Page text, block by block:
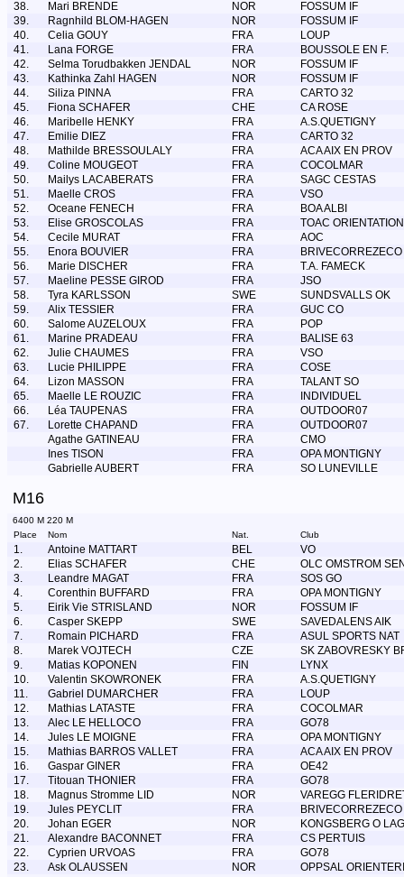
38.
Mari BRENDE NOR
FOSSUM IF
39.
Ragnhild BLOM-HAGEN NOR
FOSSUM IF
40.
Celia GOUY FRA
LOUP
41.
Lana FORGE FRA
BOUSSOLE EN F.
42.
Selma Torudbakken JENDAL NOR
FOSSUM IF
43.
Kathinka Zahl HAGEN NOR
FOSSUM IF
44.
Siliza PINNA FRA
CARTO 32
45.
Fiona SCHAFER CHE
CA ROSE
46.
Maribelle HENKY FRA
A.S.QUETIGNY
47.
Emilie DIEZ FRA
CARTO 32
48.
Mathilde BRESSOULALY FRA
ACA AIX EN PROV
49.
Coline MOUGEOT FRA
COCOLMAR
50.
Mailys LACABERATS FRA
SAGC CESTAS
51.
Maelle CROS FRA
VSO
52.
Oceane FENECH FRA
BOA ALBI
53.
Elise GROSCOLAS FRA
TOAC ORIENTATION
54.
Cecile MURAT FRA
AOC
55.
Enora BOUVIER FRA
BRIVECORREZECO
56.
Marie DISCHER FRA
T.A. FAMECK
57.
Maeline PESSE GIROD FRA
JSO
58.
Tyra KARLSSON SWE
SUNDSVALLS OK
59.
Alix TESSIER FRA
GUC CO
60.
Salome AUZELOUX FRA
POP
61.
Marine PRADEAU FRA
BALISE 63
62.
Julie CHAUMES FRA
VSO
63.
Lucie PHILIPPE FRA
COSE
64.
Lizon MASSON FRA
TALANT SO
65.
Maelle LE ROUZIC FRA
INDIVIDUEL
66.
Léa TAUPENAS FRA
OUTDOOR07
67.
Lorette CHAPAND FRA
OUTDOOR07
Agathe GATINEAU
FRA
CMO
Ines TISON
FRA
OPA MONTIGNY
Gabrielle AUBERT
FRA SO LUNEVILLE
M16
6400 M 220 M
Place
Nom Nat. Club
1. Antoine MATTART BEL
VO
2.
Elias SCHAFER CHE
OLC OMSTROM
3.
Leandre MAGAT FRA
SOS GO
4.
Corenthin BUFFARD FRA
OPA MONTIGNY
5.
Eirik Vie STRISLAND NOR
FOSSUM IF
6.
Casper SKEPP SWE
SAVEDALENS AIK
7.
Romain PICHARD FRA
ASUL SPORTS NAT
8.
Marek VOJTECH CZE
SK ZABOVRESKY
9.
Matias KOPONEN FIN
LYNX
10.
Valentin SKOWRONEK FRA
A.S.QUETIGNY
11.
Gabriel DUMARCHER FRA
LOUP
12.
Mathias LATASTE FRA
COCOLMAR
13.
Alec LE HELLOCO FRA
GO78
14.
Jules LE MOIGNE FRA
OPA MONTIGNY
15.
Mathias BARROS VALLET FRA
ACA AIX EN PROV
16.
Gaspar GINER FRA
OE42
17.
Titouan THONIER FRA
GO78
18.
Magnus Stromme LID NOR
VAREGG
19.
Jules PEYCLIT FRA
BRIVECORREZECO
20.
Johan EGER NOR
KONGSBERG O LAG
21.
Alexandre BACONNET FRA
CS PERTUIS
22.
Cyprien URVOAS FRA
GO78
23.
Ask OLAUSSEN NOR
OPPSAL